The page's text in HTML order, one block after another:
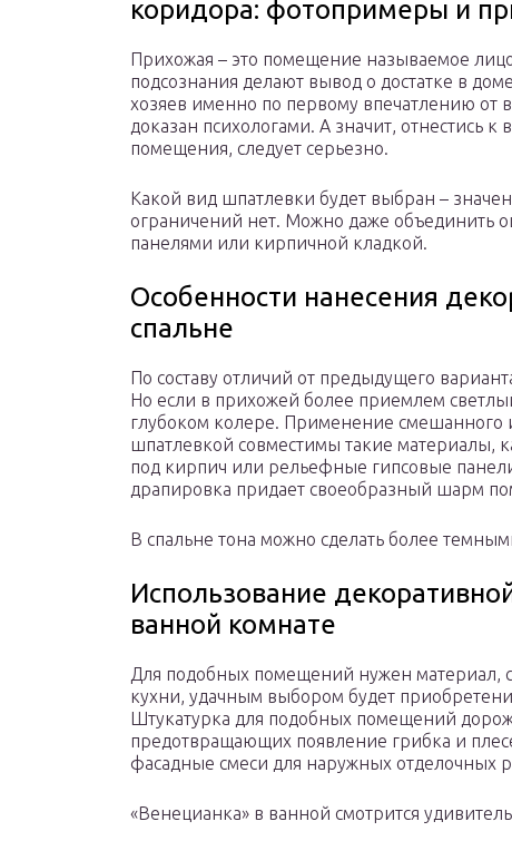
коридора: фотопримеры и
Прихожая – это помещение называемое
подсознания делают вывод о достатке в
хозяев именно по первому впечатлению от
доказан психологами. А значит, отнестись
помещения, следует серьезно.
Какой вид шпатлевки будет выбран –
ограничений нет. Можно даже объединить
панелями или кирпичной кладкой.
Особенности нанесения
спальне
По составу отличий от предыдущего
Но если в прихожей более приемлем
глубоком колере. Применение смешанного
шпатлевкой совместимы такие материалы,
под кирпич или рельефные гипсовые
драпировка придает своеобразный шарм
В спальне тона можно сделать более
Использование
ванной комнате
Для подобных помещений нужен материал,
кухни, удачным выбором будет
Штукатурка для подобных помещений
предотвращающих появление грибка и
фасадные смеси для наружных отделочных
«Венецианка» в ванной смотрится